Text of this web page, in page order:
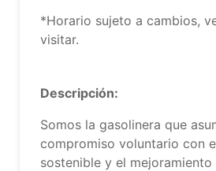
*Horario sujeto a cambios,
visitar.
Descripción:
Somos la gasolinera que
compromiso voluntario con
sostenible y el